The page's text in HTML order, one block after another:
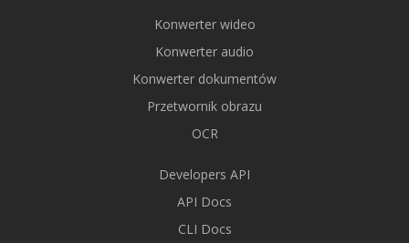
Konwerter wideo
Konwerter audio
Konwerter dokumentów
Przetwornik obrazu
OCR
Developers API
API Docs
CLI Docs